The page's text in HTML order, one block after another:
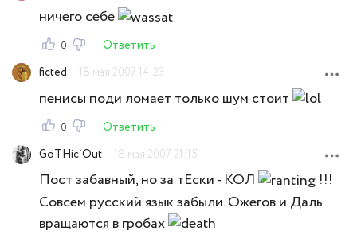
ничего себе
0
Ответить
ficted
18 мая 2007 14:23
пенисы поди ломает только шум стоит
0
Ответить
GoTHic`Out
18 мая 2007 21:15
Пост забавный, но за тЕски - КОЛ
!!!
Совсем русский язык забыли. Ожегов и Даль
вращаются в гробах